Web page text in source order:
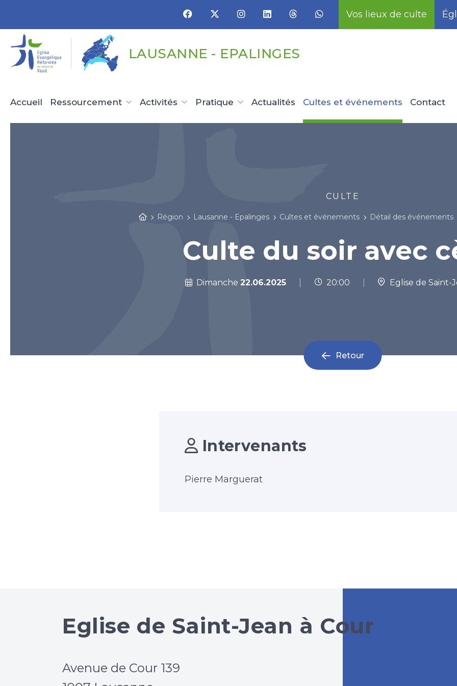
Vos lieux de culte
LAUSANNE - EPALINGES
Accueil Ressourcement Activités Pratique Actualités Cultes et événements Contact
CULTE
Région Lausanne - Epalinges Cultes et événements Détail des événements
Culte du soir avec
Dimanche 22.06.2025 | 20:00 Eglise de Saint-
Retour
Intervenants
Pierre Marguerat
Eglise de Saint-Jean à Cour
Avenue de Cour 139